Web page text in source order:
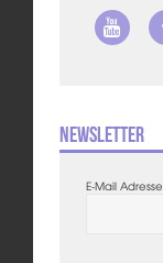
Newsletter
E-Mail Adresse